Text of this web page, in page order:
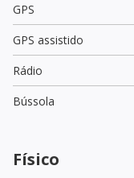
GPS
GPS assistido
Rádio
Bússola
Físico